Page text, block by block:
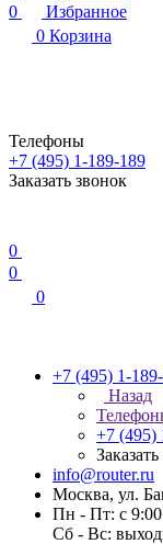
0
Избранное
0 Корзина
Телефоны
+7 (495) 1-189-189
Заказать звонок
0
0
0
+7 (495) 1-
Назад
+7 (495)
info@router.ru
Москва, ул.
Пн - Пт: с
Cб - Вс: